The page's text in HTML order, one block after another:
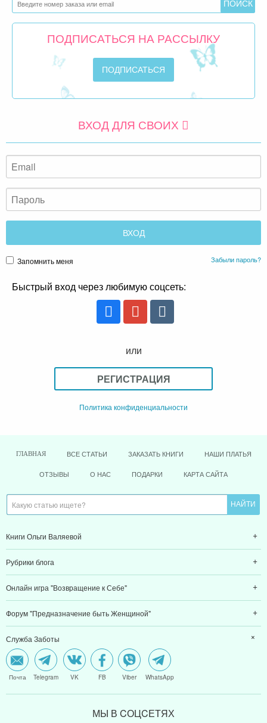
ПОДПИСАТЬСЯ НА РАССЫЛКУ
ВХОД ДЛЯ СВОИХ
Запомнить меня Забыли пароль?
Быстрый вход через любимую соцсеть:
или
РЕГИСТРАЦИЯ
Политика конфиденциальности
ГЛАВНАЯ ВСЕ СТАТЬИ ЗАКАЗАТЬ КНИГИ НАШИ ПЛАТЬЯ
ОТЗЫВЫ О НАС ПОДАРКИ КАРТА САЙТА
Книги Ольги Валяевой
Рубрики блога
Онлайн игра "Возвращение к Себе"
Форум "Предназначение быть Женщиной"
Служба Заботы
Почта Telegram VK FB Viber WhatsApp
МЫ В CОЦCЕТЯХ